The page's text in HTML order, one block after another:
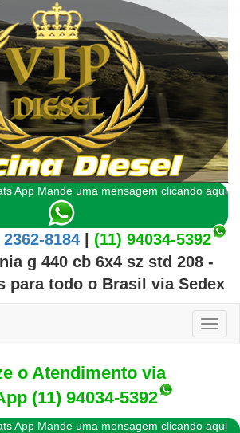
App Mande uma mensagem clicando aqui
2362-8184| (11) 94034-5392
g 440 cb 6x4 sz std 208 -
para todo o Brasil via Sedex
o Atendimento via
(11) 94034-5392
App Mande uma mensagem clicando aqui